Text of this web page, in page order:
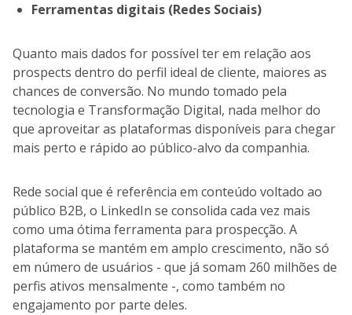
Ferramentas digitais (Redes Sociais)
Quanto mais dados for possível ter em relação aos
prospects dentro do perfil ideal de cliente, maiores as
chances de conversão. No mundo tomado pela
tecnologia e Transformação Digital, nada melhor do
que aproveitar as plataformas disponíveis para chegar
mais perto e rápido ao público-alvo da companhia.
Rede social que é referência em conteúdo voltado ao
público B2B, o LinkedIn se consolida cada vez mais
como uma ótima ferramenta para prospecção. A
plataforma se mantém em amplo crescimento, não só
em número de usuários - que já somam 260 milhões de
perfis ativos mensalmente -, como também no
engajamento por parte deles.